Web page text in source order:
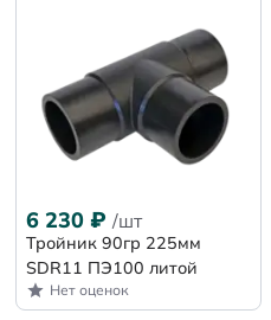
6 230 ₽ /шт
Тройник 90гр 225мм
SDR11 ПЭ100 литой
Нет оценок